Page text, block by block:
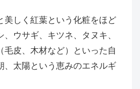
しく紅葉という化粧をほど
ウサギ、キツネ、タヌキ、
皮、木材など）といった自
、太陽という恵みのエネルギ